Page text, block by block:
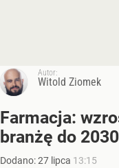
Autor:
Witold Ziomek
Farmacja:
branżę do
Dodano:27 lipca 13:15